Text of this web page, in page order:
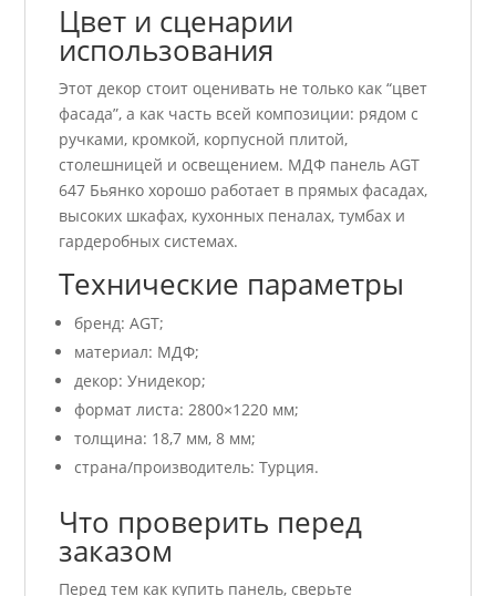
Цвет и сценарии
использования
Этот декор стоит оценивать не только как “цвет
фасада”, а как часть всей композиции: рядом с
ручками, кромкой, корпусной плитой,
столешницей и освещением. МДФ панель AGT
647 Бьянко хорошо работает в прямых фасадах,
высоких шкафах, кухонных пеналах, тумбах и
гардеробных системах.
Технические параметры
бренд: AGT;
материал: МДФ;
декор: Унидекор;
формат листа: 2800×1220 мм;
толщина: 18,7 мм, 8 мм;
страна/производитель: Турция.
Что проверить перед
заказом
Перед тем как купить панель, сверьте